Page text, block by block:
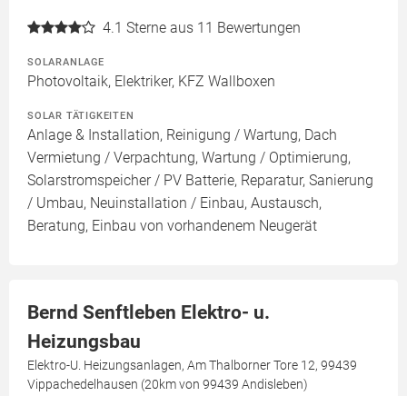
4.1 Sterne aus 11 Bewertungen
SOLARANLAGE
Photovoltaik, Elektriker, KFZ Wallboxen
SOLAR TÄTIGKEITEN
Anlage & Installation, Reinigung / Wartung, Dach
Vermietung / Verpachtung, Wartung / Optimierung,
Solarstromspeicher / PV Batterie, Reparatur, Sanierung
/ Umbau, Neuinstallation / Einbau, Austausch,
Beratung, Einbau von vorhandenem Neugerät
Bernd Senftleben Elektro- u.
Heizungsbau
Elektro-U. Heizungsanlagen, Am Thalborner Tore 12, 99439
Vippachedelhausen (20km von 99439 Andisleben)